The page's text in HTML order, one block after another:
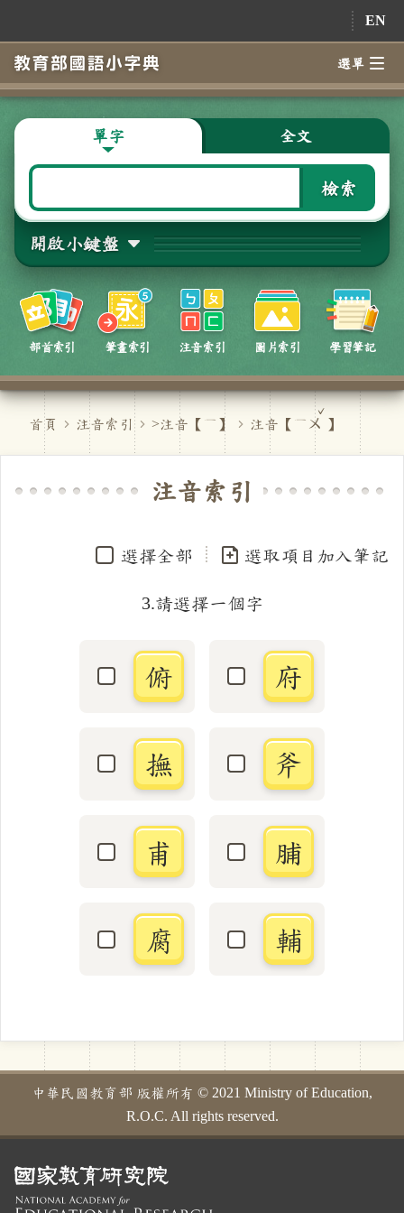
EN
選單
單字 全文
檢索
開啟小鍵盤
部首索引 筆畫索引 注音索引 圖片索引 學習筆記
首頁 注音索引 >注音【 ㄈ 】 注音【 ㄈㄨˇ 】
注音索引
選擇全部 選取項目加入筆記
3.請選擇一個字
選取「俯」字
俯 選取「府」字
府
選取「撫」字
撫 選取「斧」字
斧
選取「甫」字
甫 選取「脯」字
脯
選取「腐」字
腐 選取「輔」字
輔
中華民國教育部 版權所有 © 2021 Ministry of Education,
R.O.C. All rights reserved.